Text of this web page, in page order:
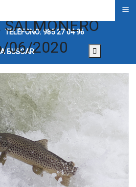
TELÉFONO: 985 27 04 96
BUSCAR
SALMONERO
06/2020
≡